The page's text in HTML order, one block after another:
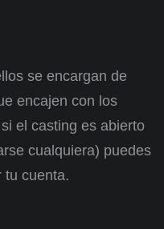
se encargan de
encajen con los
el casting es abierto
cualquiera) puedes
tu cuenta.